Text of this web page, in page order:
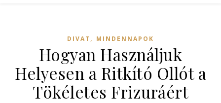
DIVAT , MINDENNAPOK
Hogyan Használjuk
Helyesen a Ritkító Ollót a
Tökéletes Frizuráért